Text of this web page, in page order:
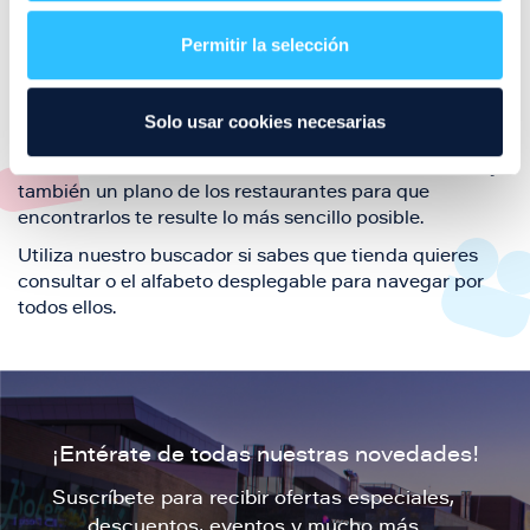
Permitir la selección
Solo usar cookies necesarias
también de nuestra oferta de ocio y shopping durante
tu visita.
El este directorio de restaurantes de Puerto Venecia
también un plano de los restaurantes para que
encontrarlos te resulte lo más sencillo posible.
Utiliza nuestro buscador si sabes que tienda quieres
consultar o el alfabeto desplegable para navegar por
todos ellos.
¡Entérate de todas nuestras novedades!
Suscríbete para recibir ofertas especiales,